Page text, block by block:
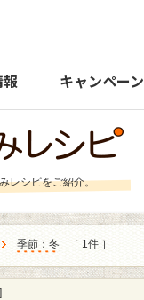
報 キャンペーン
レシピをご紹介。
季節：冬 ［ 1件 ］